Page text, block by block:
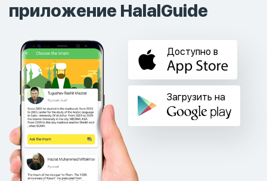
приложение HalalGuide
Доступно в
Загрузить на